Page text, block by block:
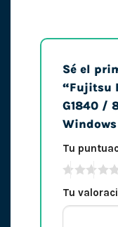
Sé el
“Fujitsu
G1840 /
Windows
Tu
Tu